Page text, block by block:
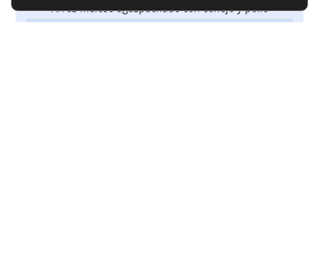
Arroz meloso agazpachado con conejo y pollo